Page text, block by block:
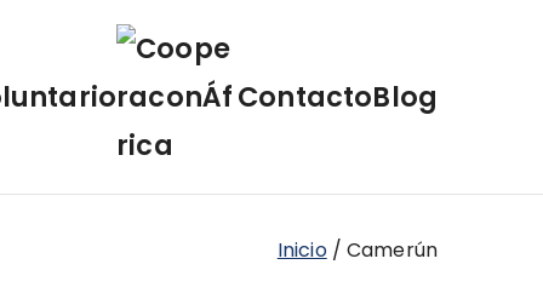
ContactoBlog
Inicio Camerún